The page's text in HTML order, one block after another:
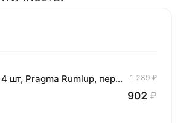
Комплект хлопковых кухонных полотенец 4 шт, Pragma Rumlup, переменчивый белый 1 289 ₽
902 ₽